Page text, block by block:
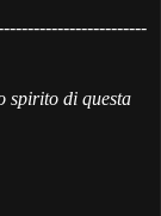
spirito di questa